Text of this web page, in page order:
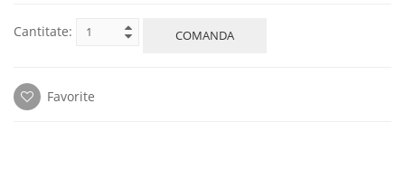
Cantitate: COMANDA
Favorite